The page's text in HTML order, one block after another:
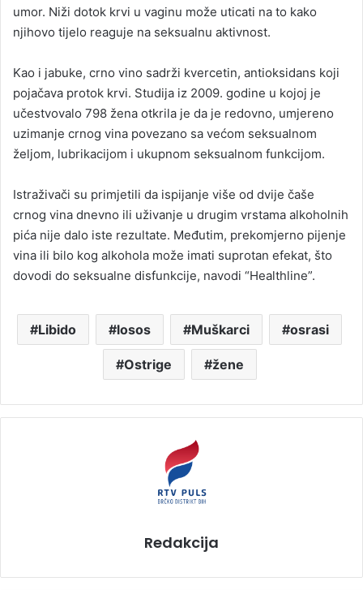
umor. Niži dotok krvi u vaginu može uticati na to kako
njihovo tijelo reaguje na seksualnu aktivnost.
Kao i jabuke, crno vino sadrži kvercetin, antioksidans koji
pojačava protok krvi. Studija iz 2009. godine u kojoj je
učestvovalo 798 žena otkrila je da je redovno, umjereno
uzimanje crnog vina povezano sa većom seksualnom
željom, lubrikacijom i ukupnom seksualnom funkcijom.
Istraživači su primjetili da ispijanje više od dvije čaše
crnog vina dnevno ili uživanje u drugim vrstama alkoholnih
pića nije dalo iste rezultate. Međutim, prekomjerno pijenje
vina ili bilo kog alkohola može imati suprotan efekat, što
dovodi do seksualne disfunkcije, navodi “Healthline”.
Libido losos Muškarci osrasi
Ostrige žene
Redakcija